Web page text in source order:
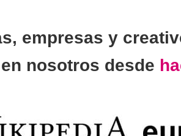
empresas y
en nosotros desde